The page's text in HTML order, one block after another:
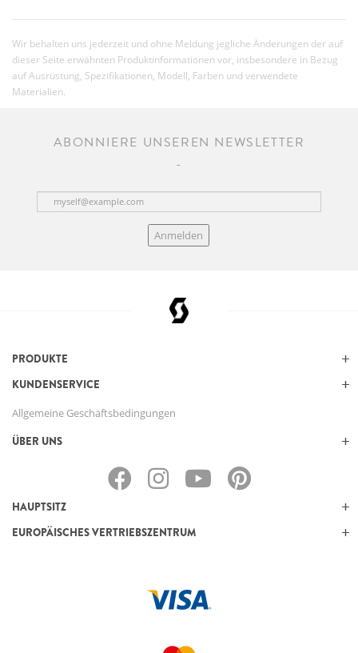
Wir behalten uns jederzeit und ohne Meldung jegliche Änderungen der auf
dieser Seite erwähnten Produktinformationen vor, insbesondere in Bezug
auf Ausrüstung, Spezifikationen, Modell, Farben und verwendete
Materialien.
ABONNIERE UNSEREN NEWSLETTER
Anmelden
PRODUKTE
KUNDENSERVICE
Allgemeine Geschäftsbedingungen
ÜBER UNS
HAUPTSITZ
EUROPÄISCHES VERTRIEBSZENTRUM